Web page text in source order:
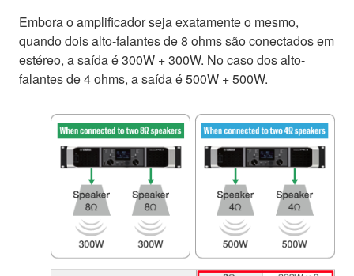
Embora o amplificador seja exatamente o mesmo,
quando dois alto-falantes de 8 ohms são conectados em
estéreo, a saída é 300W + 300W. No caso dos alto-
falantes de 4 ohms, a saída é 500W + 500W.